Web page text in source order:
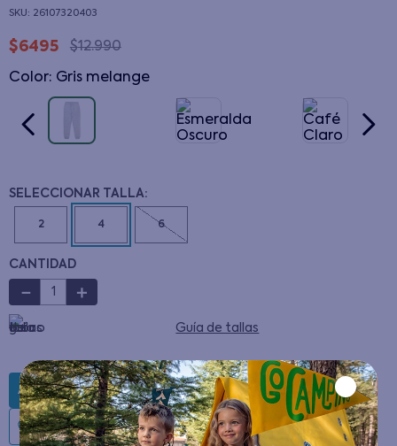
: 26107320403
$6495 $12.990
Color: gris melange
2 4 6
CANTIDAD
＋
－
Guía de tallas
AGREGAR AL CARRITO